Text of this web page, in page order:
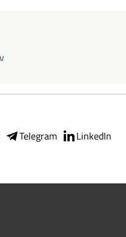
Telegram LinkedIn